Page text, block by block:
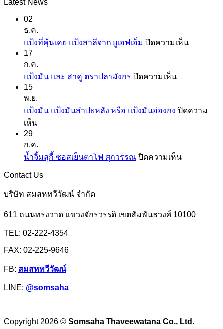
Latest News
02
ธ.ค.
แป้งที่คุ้นเคย แป้งสาลีจาก ยูเอฟเอ็ม ปิดความเห็นบน
17
ก.ค.
แป้งมัน และ สาคู ตราปลามังกร ปิดความเห็นบน
และ
15
พ.ย.
แป้งมัน แป้งมันสำปะหลัง หรือ แป้งมันฮ่องกง ปิดความ
เห็นบน
มัน
แป้ง
มัน
หรือ
ฮ่องกง
29
ก.ค.
น้ำจิ้มสุกี้ ซอสเย็นตาโฟ ศุภวรรณ ปิดความเห็นบน
ซอส
Contact Us
บริษัท สมสหทวีวัฒน์ จำกัด
611 ถนนทรงวาด แขวงจักรวรรดิ เขตสัมพันธวงศ์ 10100
TEL: 02-222-4354
FAX: 02-225-9646
FB: สมสหทวีวัฒน์
LINE: @somsaha
Copyright 2026 © Somsaha Thaveewatana Co., Ltd.